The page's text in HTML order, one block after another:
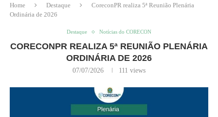
Home Destaque
CoreconPR realiza 5ª Reunião Plenária
Ordinária de 2026
Destaque Notícias do CORECON
CORECONPR REALIZA 5ª REUNIÃO PLENÁRIA
ORDINÁRIA DE 2026
07/07/2026 111 views